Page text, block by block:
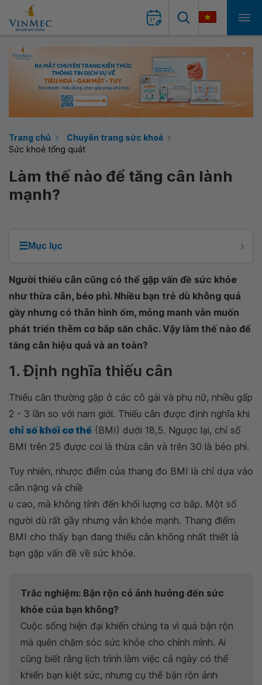
Trang chủ
Chuyên trang sức khoẻ
Sức khoẻ tổng quát
Làm thế nào để tăng cân lành
mạnh?
☰Mục lục
Người thiếu cân cũng có thể gặp vấn đề sức khỏe
như thừa cân, béo phì. Nhiều bạn trẻ dù không quá
gầy nhưng có thân hình ốm, mỏng manh vẫn muốn
phát triển thêm cơ bắp săn chắc. Vậy làm thế nào để
tăng cân hiệu quả và an toàn?
1. Định nghĩa thiếu cân
Thiếu cân thường gặp ở các cô gái và phụ nữ, nhiều gấp
2 - 3 lần so với nam giới. Thiếu cân được định nghĩa khi
chỉ số khối cơ thể (BMI) dưới 18,5. Ngược lại, chỉ số
BMI trên 25 được coi là thừa cân và trên 30 là béo phì.
Tuy nhiên, nhược điểm của thang đo BMI là chỉ dựa vào
cân nặng và chiề
u cao, mà không tính đến khối lượng cơ bắp. Một số
người dù rất gầy nhưng vẫn khỏe mạnh. Thang điểm
BMI cho thấy bạn đang thiếu cân không nhất thiết là
bạn gặp vấn đề về sức khỏe.
Trắc nghiệm: Bận rộn có ảnh hưởng đến sức
khỏe của bạn không?
Cuộc sống hiện đại khiến chúng ta vì quá bận rộn
mà quên chăm sóc sức khỏe cho chính mình. Ai
cũng biết rằng lịch trình làm việc cả ngày có thể
khiến bạn kiệt sức, nhưng cụ thể bận rộn ảnh